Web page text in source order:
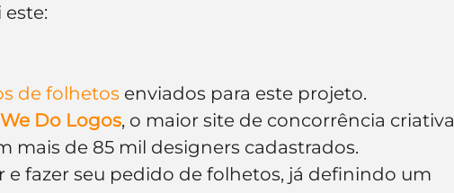
de folhetos enviados para este projeto.
We Do Logos, o maior site de concorrência criativa
mais de 85 mil designers cadastrados.
e fazer seu pedido de folhetos, já definindo um